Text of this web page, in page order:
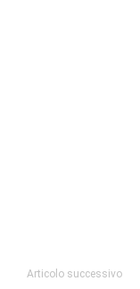
Articolo successivo